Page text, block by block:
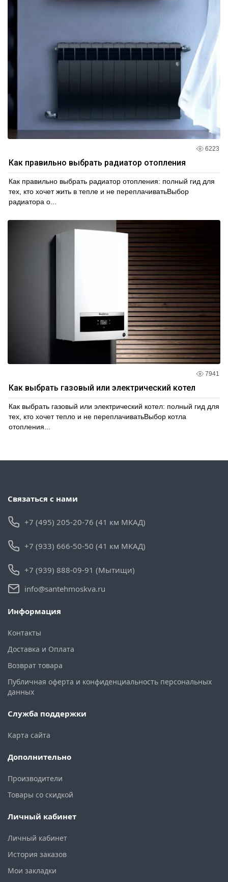
6223
Как правильно выбрать радиатор отопления
Как правильно выбрать радиатор отопления: полный гид для
тех, кто хочет жить в тепле и не переплачиватьВыбор
радиатора о...
7941
Как выбрать газовый или электрический котел
Как выбрать газовый или электрический котел: полный гид для
тех, кто хочет тепло и не переплачиватьВыбор котла
отопления...
Связаться с нами
+7 (495) 205-20-76 (41 км МКАД)
+7 (933) 666-50-50 (41 км МКАД)
+7 (939) 888-09-91 (Мытищи)
info@santehmoskva.ru
Информация
Контакты
Доставка и Оплата
Возврат товара
Публичная оферта и конфиденциальность персональных
данных
Служба поддержки
Карта сайта
Дополнительно
Производители
Товары со скидкой
Личный кабинет
Личный кабинет
История заказов
Мои закладки